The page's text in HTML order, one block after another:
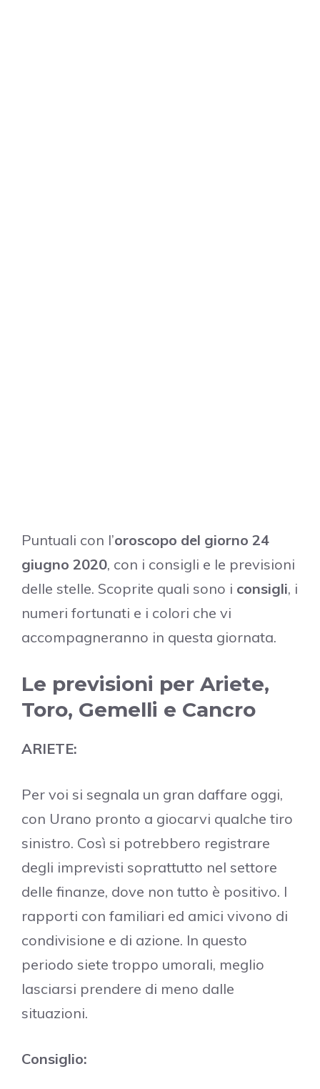
Puntuali con l’oroscopo del giorno 24
giugno 2020, con i consigli e le previsioni
delle stelle. Scoprite quali sono i consigli, i
numeri fortunati e i colori che vi
accompagneranno in questa giornata.
Le previsioni per Ariete,
Toro, Gemelli e Cancro
ARIETE:
Per voi si segnala un gran daffare oggi,
con Urano pronto a giocarvi qualche tiro
sinistro. Così si potrebbero registrare
degli imprevisti soprattutto nel settore
delle finanze, dove non tutto è positivo. I
rapporti con familiari ed amici vivono di
condivisione e di azione. In questo
periodo siete troppo umorali, meglio
lasciarsi prendere di meno dalle
situazioni.
Consiglio: